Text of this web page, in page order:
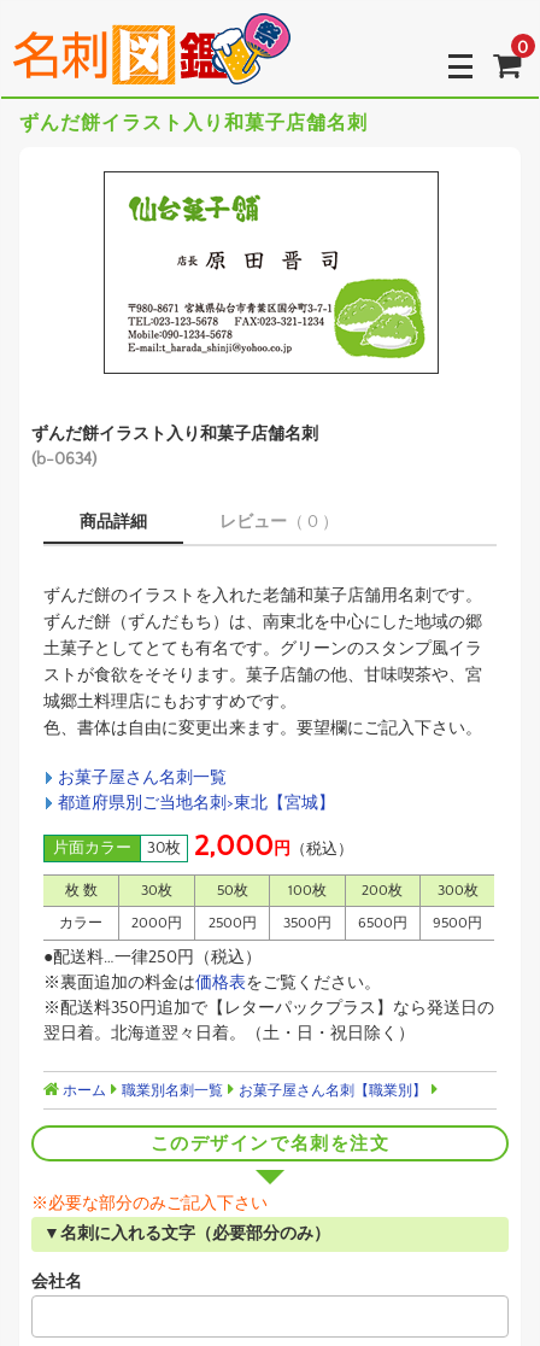
0
ずんだ餅イラスト入り和菓子店舗名刺
ずんだ餅イラスト入り和菓子店舗名刺
(b-0634)
商品詳細 レビュー （ 0 ）
ずんだ餅のイラストを入れた老舗和菓子店舗用名刺です。
ずんだ餅（ずんだもち）は、南東北を中心にした地域の郷
土菓子としてとても有名です。グリーンのスタンプ風イラ
ストが食欲をそそります。菓子店舗の他、甘味喫茶や、宮
城郷土料理店にもおすすめです。
色、書体は自由に変更出来ます。要望欄にご記入下さい。
お菓子屋さん名刺一覧
都道府県別ご当地名刺>東北【宮城】
片面カラー 30枚 2,000円 （税込）
枚 数 30枚 50枚 100枚 200枚 300枚
カラー 2000円 2500円 3500円 6500円 9500円
●配送料…一律250円（税込）
※裏面追加の料金は価格表をご覧ください。
※配送料350円追加で【レターパックプラス】なら発送日の
翌日着。北海道翌々日着。（土・日・祝日除く）
ホーム 職業別名刺一覧 お菓子屋さん名刺【職業別】
このデザインで名刺を注文
※必要な部分のみご記入下さい
▼名刺に入れる文字（必要部分のみ）
会社名